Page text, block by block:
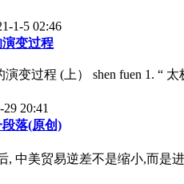
1-5 02:46
变过程
变过程 (上） shen fuen 1. “
29 20:41
落(原创)
, 中美贸易逆差不是缩小,而是